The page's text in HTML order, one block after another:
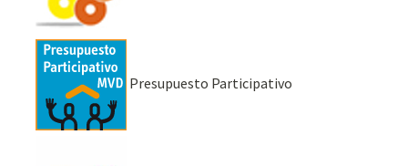
Presupuesto Participativo